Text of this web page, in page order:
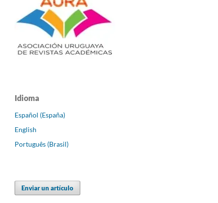
Idioma
Español (España)
English
Português (Brasil)
Enviar un artículo